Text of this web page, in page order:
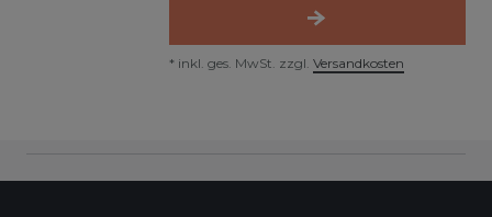
* inkl. ges. MwSt. zzgl. Versandkosten